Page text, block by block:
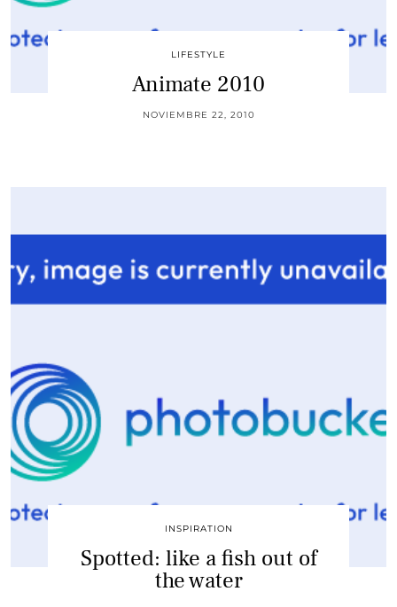
LIFESTYLE
Animate 2010
NOVIEMBRE 22, 2010
INSPIRATION
Spotted: like a fish out of
the water